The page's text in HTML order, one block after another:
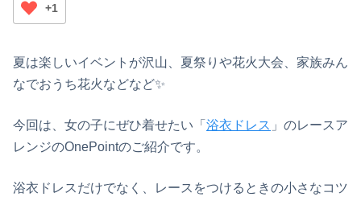
+1
夏は楽しいイベントが沢山、夏祭りや花火大会、家族みん
なでおうち花火などなど✨
今回は、女の子にぜひ着せたい「 浴衣ドレス 」のレースア
レンジのOnePointのご紹介です。
浴衣ドレスだけでなく、レースをつけるときの小さなコツ